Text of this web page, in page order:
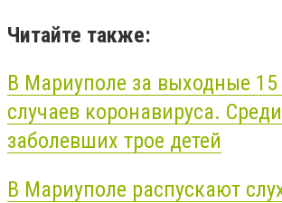
Читайте также:
В Мариуполе за выходные
случаев коронавируса. Среди
заболевших трое детей
В Мариуполе распускают